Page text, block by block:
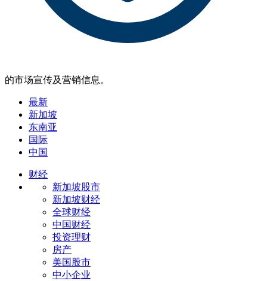
的市场宣传及营销信息。
最新
新加坡
东南亚
国际
中国
财经
新加坡股市
新加坡财经
全球财经
中国财经
投资理财
房产
美国股市
中小企业